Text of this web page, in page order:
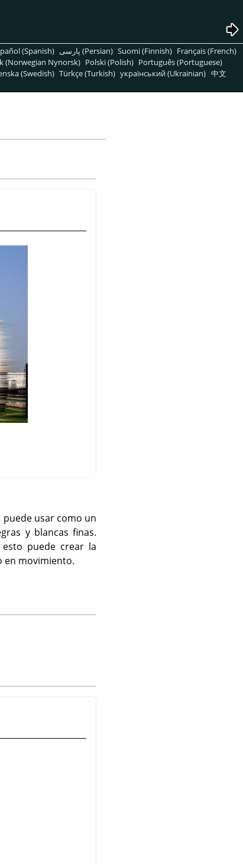
(Spanish) پارسی (Persian) Suomi (Finnish) Français (French)
(Norwegian Nynorsk) Polski (Polish) Português (Portuguese)
(Swedish) Türkçe (Turkish) український (Ukrainian) 中文
usar como un
y blancas finas.
puede crear la
en movimiento.